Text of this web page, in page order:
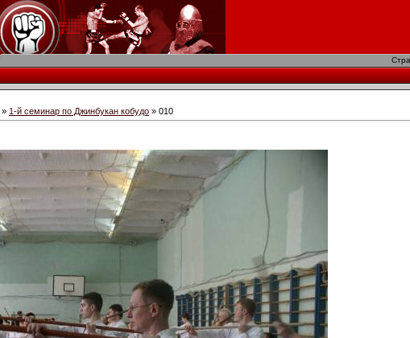
» 1-й семинар по Джинбукан кобудо » 010